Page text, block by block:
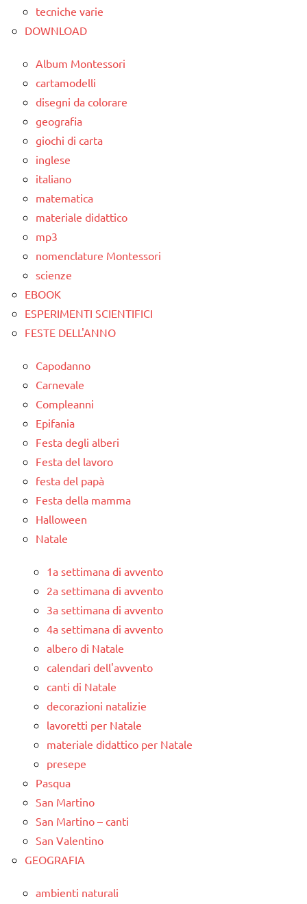
tecniche varie
DOWNLOAD
Album Montessori
cartamodelli
disegni da colorare
geografia
giochi di carta
inglese
italiano
matematica
materiale didattico
mp3
nomenclature Montessori
scienze
EBOOK
ESPERIMENTI SCIENTIFICI
FESTE DELL'ANNO
Capodanno
Carnevale
Compleanni
Epifania
Festa degli alberi
Festa del lavoro
festa del papà
Festa della mamma
Halloween
Natale
1a settimana di avvento
2a settimana di avvento
3a settimana di avvento
4a settimana di avvento
albero di Natale
calendari dell'avvento
canti di Natale
decorazioni natalizie
lavoretti per Natale
materiale didattico per Natale
presepe
Pasqua
San Martino
San Martino – canti
San Valentino
GEOGRAFIA
ambienti naturali